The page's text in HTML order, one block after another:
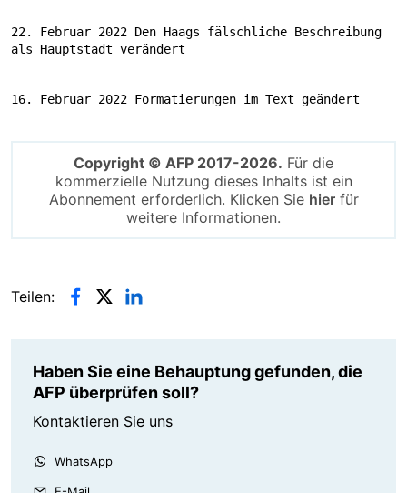
22. Februar 2022 Den Haags fälschliche Beschreibung
als Hauptstadt verändert
16. Februar 2022 Formatierungen im Text geändert
Copyright © AFP 2017-2026. Für die
kommerzielle Nutzung dieses Inhalts ist ein
Abonnement erforderlich. Klicken Sie hierfür
weitere Informationen.
Teilen:
Haben Sie eine Behauptung gefunden, die
AFP überprüfen soll?
Kontaktieren Sie uns
WhatsApp